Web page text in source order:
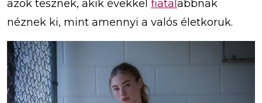
azok tesznek, akik évekkel fiatal abbnak
néznek ki, mint amennyi a valós életkoruk.